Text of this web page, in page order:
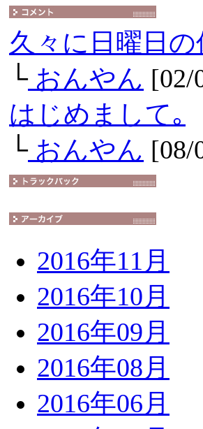
久々に日曜日
└おんやん [02/
はじめまして｡
└おんやん [08/
2016年11月
2016年10月
2016年09月
2016年08月
2016年06月